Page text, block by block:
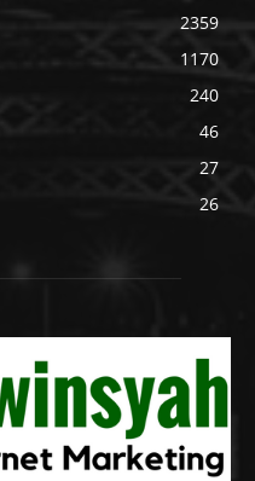
2359
1170
240
46
27
26